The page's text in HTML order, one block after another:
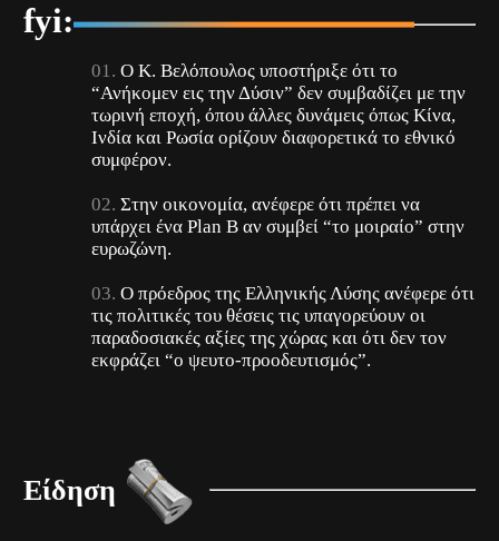
fyi:
Ο Κ. Βελόπουλος υποστήριξε ότι το
“Ανήκομεν εις την Δύσιν” δεν συμβαδίζει με την
τωρινή εποχή, όπου άλλες δυνάμεις όπως Κίνα,
Ινδία και Ρωσία ορίζουν διαφορετικά το εθνικό
συμφέρον.
Στην οικονομία, ανέφερε ότι πρέπει να
υπάρχει ένα Plan B αν συμβεί “το μοιραίο” στην
ευρωζώνη.
Ο πρόεδρος της Ελληνικής Λύσης ανέφερε ότι
τις πολιτικές του θέσεις τις υπαγορεύουν οι
παραδοσιακές αξίες της χώρας και ότι δεν τον
εκφράζει “ο ψευτο-προοδευτισμός”.
Είδηση